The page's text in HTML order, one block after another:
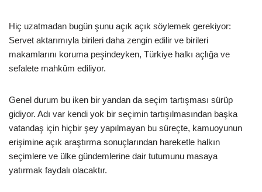
Hiç uzatmadan bugün şunu açık açık söylemek gerekiyor:
Servet aktarımıyla birileri daha zengin edilir ve birileri
makamlarını koruma peşindeyken, Türkiye halkı açlığa ve
sefalete mahkûm ediliyor.
Genel durum bu iken bir yandan da seçim tartışması sürüp
gidiyor. Adı var kendi yok bir seçimin tartışılmasından başka
vatandaş için hiçbir şey yapılmayan bu süreçte, kamuoyunun
erişimine açık araştırma sonuçlarından hareketle halkın
seçimlere ve ülke gündemlerine dair tutumunu masaya
yatırmak faydalı olacaktır.